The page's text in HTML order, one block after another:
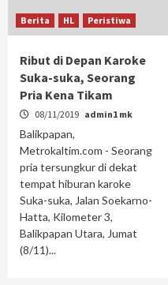
Berita HL Peristiwa
Ribut di Depan Karoke
Suka-suka, Seorang
Pria Kena Tikam
08/11/2019 admin1 mk
Balikpapan,
Metrokaltim.com - Seorang
pria tersungkur di dekat
tempat hiburan karoke
Suka-suka, Jalan Soekarno-
Hatta, Kilometer 3,
Balikpapan Utara, Jumat
(8/11)...